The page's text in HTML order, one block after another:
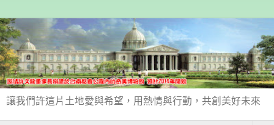
讓我們許這片土地愛與希望，用熱情與行動，共創美好未來